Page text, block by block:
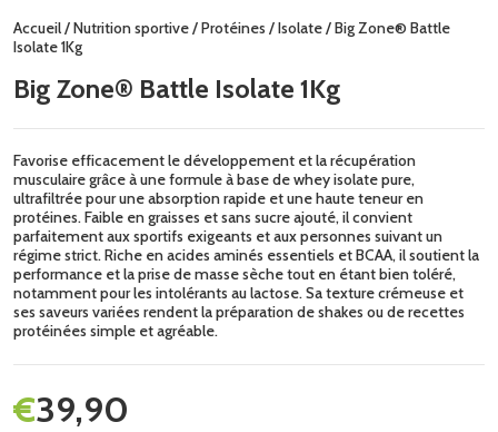
Accueil/Nutrition sportive/Protéines /Isolate/ Big Zone® Battle
Isolate 1Kg
Big Zone® Battle Isolate 1Kg
Favorise efficacement le développement et la récupération
musculaire grâce à une formule à base de whey isolate pure,
ultrafiltrée pour une absorption rapide et une haute teneur en
protéines. Faible en graisses et sans sucre ajouté, il convient
parfaitement aux sportifs exigeants et aux personnes suivant un
régime strict. Riche en acides aminés essentiels et BCAA, il soutient la
performance et la prise de masse sèche tout en étant bien toléré,
notamment pour les intolérants au lactose. Sa texture crémeuse et
ses saveurs variées rendent la préparation de shakes ou de recettes
protéinées simple et agréable.
39,90
€